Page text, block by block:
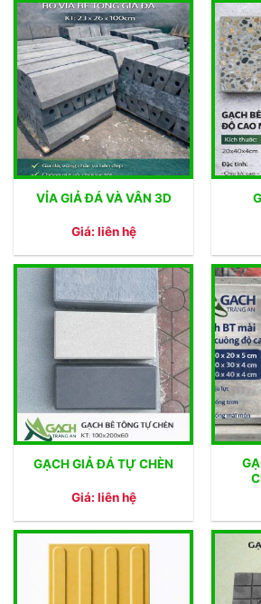
VỈA GIẢ ĐÁ VÀ VÂN 3D
Giá: liên hệ
GẠCH GIẢ ĐÁ TỰ CHÈN
Giá: liên hệ